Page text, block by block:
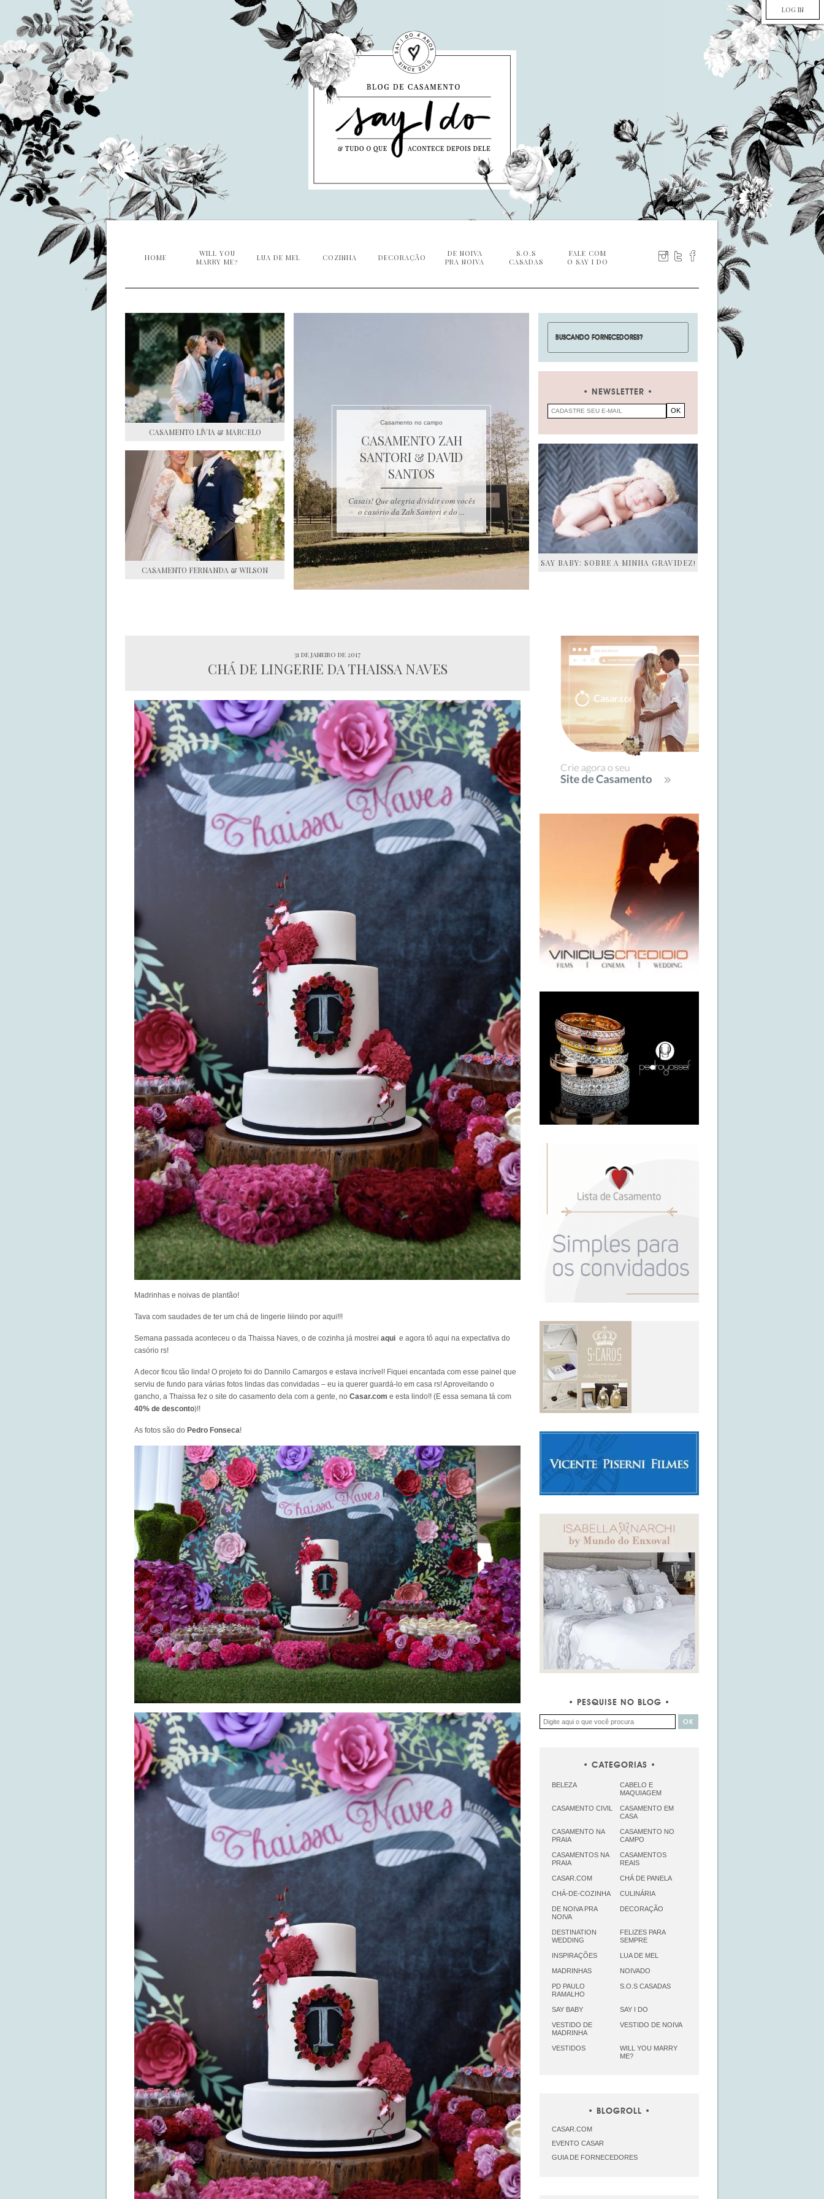
LOG IN
HOME
WILL YOU
MARRY ME?
LUA DE MEL COZINHA DECORAÇÃO
DE NOIVA
PRA NOIVA
S.O.S
CASADAS
FALE COM
O SAY I DO
CASAMENTO LÍVIA & MARCELO
CASAMENTO FERNANDA & WILSON
Casamento no campo
CASAMENTO ZAH
SANTORI & DAVID
SANTOS
Casais! Que alegria dividir com vocês
o casório da Zah Santori e do ...
NEWSLETTER
SAY BABY: SOBRE A MINHA GRAVIDEZ!
31 de janeiro de 2017
CHÁ DE LINGERIE DA THAISSA NAVES
Madrinhas e noivas de plantão!
Tava com saudades de ter um chá de lingerie liiindo por aqui!!!
Semana passada aconteceu o da Thaissa Naves, o de cozinha já mostrei aqui e agora tô aqui na expectativa do
casório rs!
A decor ficou tão linda! O projeto foi do Dannilo Camargos e estava incrível! Fiquei encantada com esse painel que
serviu de fundo para várias fotos lindas das convidadas – eu ia querer guardá-lo em casa rs! Aproveitando o
gancho, a Thaissa fez o site do casamento dela com a gente, no Casar.com e esta lindo!! (E essa semana tá com
40% de desconto)!!
As fotos são do Pedro Fonseca!
SIDEBAR
PESQUISE NO BLOG
CATEGORIAS
BELEZA
CABELO E
MAQUIAGEM
CASAMENTO CIVIL
CASAMENTO EM
CASA
CASAMENTO NA
PRAIA
CASAMENTO NO
CAMPO
CASAMENTOS NA
PRAIA
CASAMENTOS
REAIS
CASAR.COM CHÁ DE PANELA
CHÁ-DE-COZINHA CULINÁRIA
DE NOIVA PRA
NOIVA
DECORAÇÃO
DESTINATION
WEDDING
FELIZES PARA
SEMPRE
INSPIRAÇÕES LUA DE MEL
MADRINHAS NOIVADO
PD PAULO
RAMALHO
S.O.S CASADAS
SAY BABY SAY I DO
VESTIDO DE
MADRINHA
VESTIDO DE NOIVA
VESTIDOS
WILL YOU MARRY
ME?
BLOGROLL
CASAR.COM
EVENTO CASAR
GUIA DE FORNECEDORES